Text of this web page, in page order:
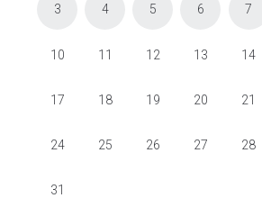
3 4 5 6 7
10 11 12 13 14
17 18 19 20 21
24 25 26 27 28
31